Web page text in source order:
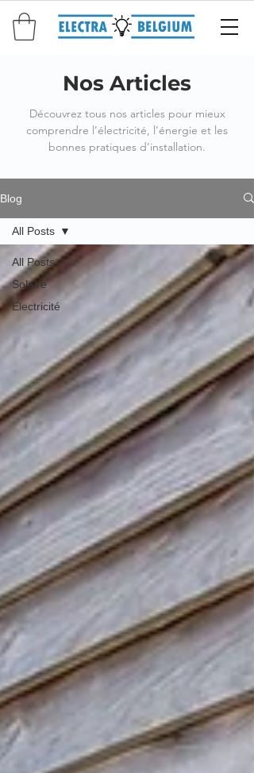
Nos Articles
Découvrez tous nos articles pour mieux
comprendre l’électricité, l’énergie et les
bonnes pratiques d’installation.
Blog
All Posts
Solaire
Electricité
All Posts